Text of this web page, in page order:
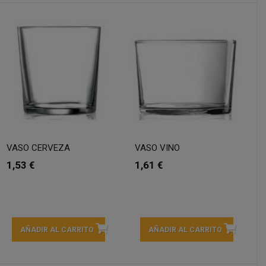
VASO CERVEZA
1,53 €
AÑADIR AL CARRITO
VASO VINO
1,61 €
AÑADIR AL CARRITO